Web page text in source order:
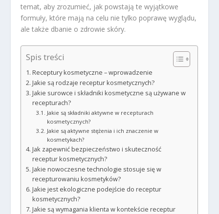
temat, aby zrozumieć, jak powstają te wyjątkowe
formuły, które mają na celu nie tylko poprawę wyglądu,
ale także dbanie o zdrowie skóry.
Spis treści
Receptury kosmetyczne – wprowadzenie
Jakie są rodzaje receptur kosmetycznych?
Jakie surowce i składniki kosmetyczne są używane w
recepturach?
Jakie są składniki aktywne w recepturach
kosmetycznych?
Jakie są aktywne stężenia i ich znaczenie w
kosmetykach?
Jak zapewnić bezpieczeństwo i skuteczność
receptur kosmetycznych?
Jakie nowoczesne technologie stosuje się w
recepturowaniu kosmetyków?
Jakie jest ekologiczne podejście do receptur
kosmetycznych?
Jakie są wymagania klienta w kontekście receptur